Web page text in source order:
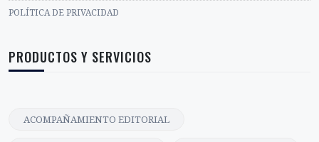
POLÍTICA DE PRIVACIDAD
PRODUCTOS Y SERVICIOS
ACOMPAÑAMIENTO EDITORIAL